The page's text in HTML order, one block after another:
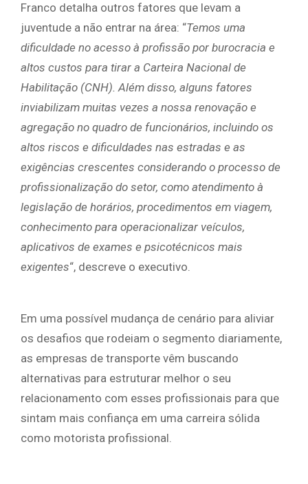
Franco detalha outros fatores que levam a
juventude a não entrar na área: “Temos uma
dificuldade no acesso à profissão por burocracia e
altos custos para tirar a Carteira Nacional de
Habilitação (CNH). Além disso, alguns fatores
inviabilizam muitas vezes a nossa renovação e
agregação no quadro de funcionários, incluindo os
altos riscos e dificuldades nas estradas e as
exigências crescentes considerando o processo de
profissionalização do setor, como atendimento à
legislação de horários, procedimentos em viagem,
conhecimento para operacionalizar veículos,
aplicativos de exames e psicotécnicos mais
exigentes“, descreve o executivo.
Em uma possível mudança de cenário para aliviar
os desafios que rodeiam o segmento diariamente,
as empresas de transporte vêm buscando
alternativas para estruturar melhor o seu
relacionamento com esses profissionais para que
sintam mais confiança em uma carreira sólida
como motorista profissional.